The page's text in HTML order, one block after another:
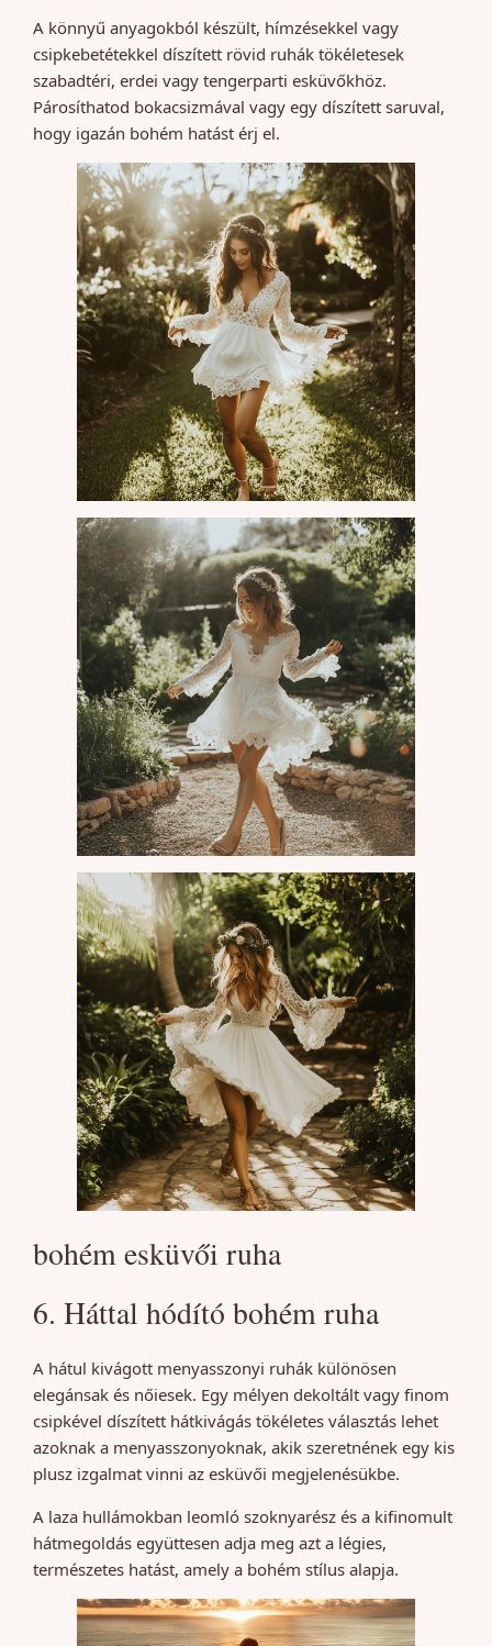
A könnyű anyagokból készült, hímzésekkel vagy
csipkebetétekkel díszített rövid ruhák tökéletesek
szabadtéri, erdei vagy tengerparti esküvőkhöz.
Párosíthatod bokacsizmával vagy egy díszített saruval,
hogy igazán bohém hatást érj el.
bohém esküvői ruha
6. Háttal hódító bohém ruha
A hátul kivágott menyasszonyi ruhák különösen
elegánsak és nőiesek. Egy mélyen dekoltált vagy finom
csipkével díszített hátkivágás tökéletes választás lehet
azoknak a menyasszonyoknak, akik szeretnének egy kis
plusz izgalmat vinni az esküvői megjelenésükbe.
A laza hullámokban leomló szoknyarész és a kifinomult
hátmegoldás együttesen adja meg azt a légies,
természetes hatást, amely a bohém stílus alapja.